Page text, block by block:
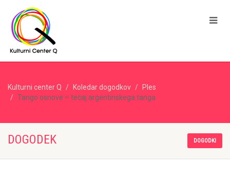
Kulturni center Q Koledar dogodkov
Ples
Tango osnove – tečaj argentinskega tanga
DOGODEK DOGODKI